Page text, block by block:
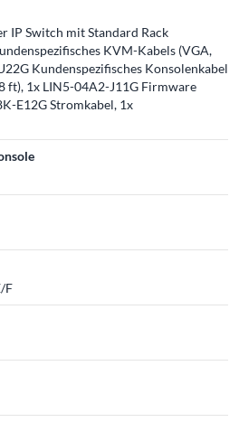
IP Switch mit Standard Rack
KVM-Kabels (VGA,
Kundenspezifisches Konsolenkabel
ft), 1x LIN5-04A2-J11G Firmware
E12G Stromkabel, 1x
F